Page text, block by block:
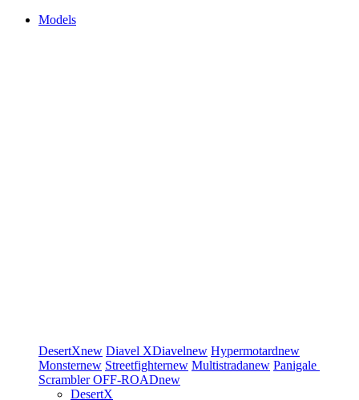
Models
DesertXnew Diavel XDiavelnew Hypermotardnew
Monsternew Streetfighternew Multistradanew Panigale
ScramblerOFF-ROADnew
DesertX